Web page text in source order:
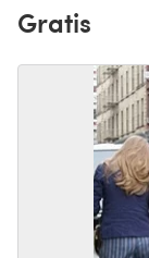
Gratis